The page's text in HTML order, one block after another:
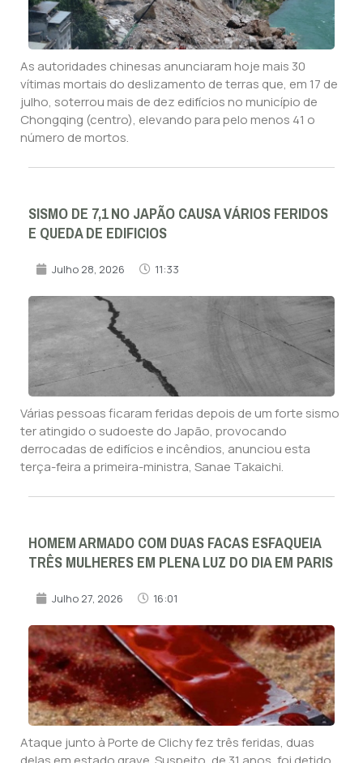
As autoridades chinesas anunciaram hoje mais 30
vítimas mortais do deslizamento de terras que, em 17 de
julho, soterrou mais de dez edifícios no município de
Chongqing (centro), elevando para pelo menos 41 o
número de mortos.
SISMO DE 7,1 NO JAPÃO CAUSA VÁRIOS FERIDOS
E QUEDA DE EDIFICIOS
Julho 28, 2026 11:33
Várias pessoas ficaram feridas depois de um forte sismo
ter atingido o sudoeste do Japão, provocando
derrocadas de edifícios e incêndios, anunciou esta
terça-feira a primeira-ministra, Sanae Takaichi.
HOMEM ARMADO COM DUAS FACAS ESFAQUEIA
TRÊS MULHERES EM PLENA LUZ DO DIA EM PARIS
Julho 27, 2026 16:01
Ataque junto à Porte de Clichy fez três feridas, duas